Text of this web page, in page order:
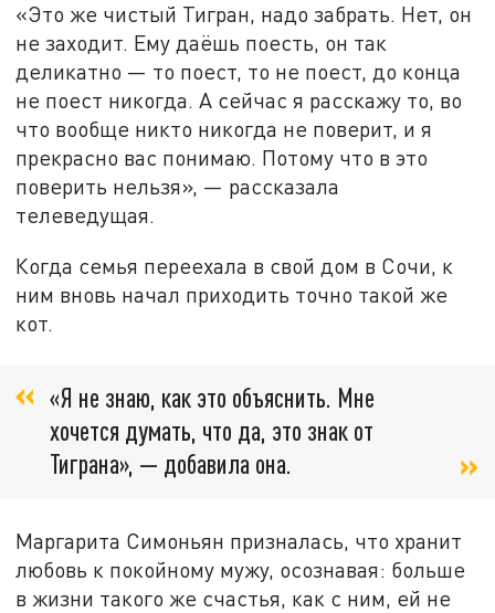
«Это же чистый Тигран, надо забрать. Нет, он
не заходит. Ему даёшь поесть, он так
деликатно — то поест, то не поест, до конца
не поест никогда. А сейчас я расскажу то, во
что вообще никто никогда не поверит, и я
прекрасно вас понимаю. Потому что в это
поверить нельзя», — рассказала
телеведущая.
Когда семья переехала в свой дом в Сочи, к
ним вновь начал приходить точно такой же
кот.
«Я не знаю, как это объяснить. Мне
хочется думать, что да, это знак от
Тиграна», — добавила она.
Маргарита Симоньян призналась, что хранит
любовь к покойному мужу, осознавая: больше
в жизни такого же счастья, как с ним, ей не